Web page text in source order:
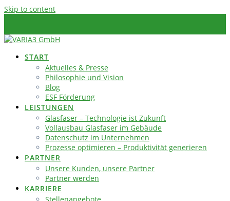
Skip to content
START
Aktuelles & Presse
Philosophie und Vision
Blog
ESF Förderung
LEISTUNGEN
Glasfaser – Technologie ist Zukunft
Vollausbau Glasfaser im Gebäude
Datenschutz im Unternehmen
Prozesse optimieren – Produktivität generieren
PARTNER
Unsere Kunden, unsere Partner
Partner werden
KARRIERE